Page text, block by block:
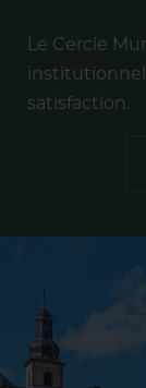
Le Cercle
satisfaction.